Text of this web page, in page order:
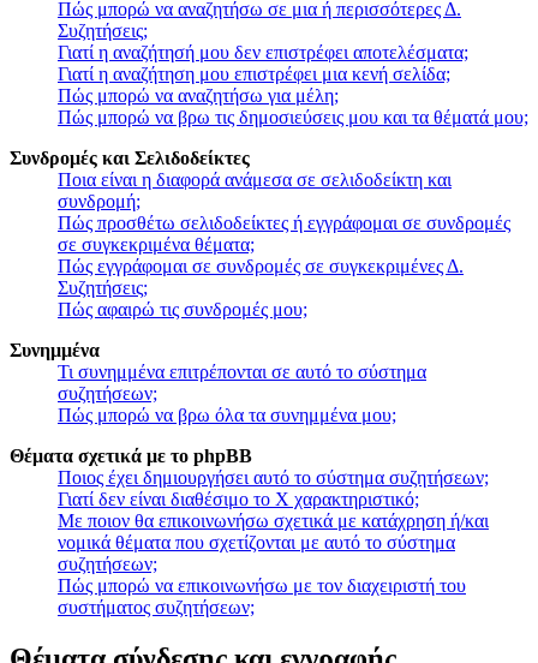
Πώς μπορώ να αναζητήσω σε μια ή περισσότερες Δ.
Συζητήσεις;
Γιατί η αναζήτησή μου δεν επιστρέφει αποτελέσματα;
Γιατί η αναζήτηση μου επιστρέφει μια κενή σελίδα;
Πώς μπορώ να αναζητήσω για μέλη;
Πώς μπορώ να βρω τις δημοσιεύσεις μου και τα θέματά μου;
Συνδρομές και Σελιδοδείκτες
Ποια είναι η διαφορά ανάμεσα σε σελιδοδείκτη και
συνδρομή;
Πώς προσθέτω σελιδοδείκτες ή εγγράφομαι σε συνδρομές
σε συγκεκριμένα θέματα;
Πώς εγγράφομαι σε συνδρομές σε συγκεκριμένες Δ.
Συζητήσεις;
Πώς αφαιρώ τις συνδρομές μου;
Συνημμένα
Τι συνημμένα επιτρέπονται σε αυτό το σύστημα
συζητήσεων;
Πώς μπορώ να βρω όλα τα συνημμένα μου;
Θέματα σχετικά με το phpBB
Ποιος έχει δημιουργήσει αυτό το σύστημα συζητήσεων;
Γιατί δεν είναι διαθέσιμο το Χ χαρακτηριστικό;
Με ποιον θα επικοινωνήσω σχετικά με κατάχρηση ή/και
νομικά θέματα που σχετίζονται με αυτό το σύστημα
συζητήσεων;
Πώς μπορώ να επικοινωνήσω με τον διαχειριστή του
συστήματος συζητήσεων;